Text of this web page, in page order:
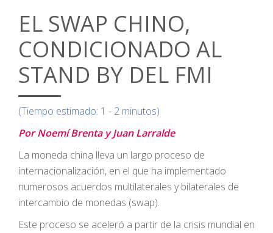
EL SWAP CHINO,
CONDICIONADO AL
STAND BY DEL FMI
(Tiempo estimado: 1 - 2 minutos)
Por Noemí Brenta y Juan Larralde
La moneda china lleva un largo proceso de
internacionalización, en el que ha implementado
numerosos acuerdos multilaterales y bilaterales de
intercambio de monedas (swap).
Este proceso se aceleró a partir de la crisis mundial en